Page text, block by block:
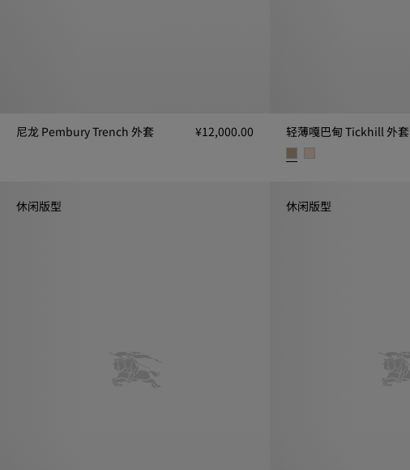
尼龙 Pembury Trench 外套
¥12,000.00
轻薄嘎巴甸 Tickhill 外套
休闲版型 休闲版型